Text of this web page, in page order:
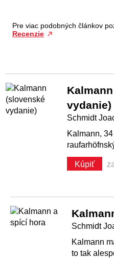
Pre viac podobných článkov
Recenzie
vydanie)
Schmidt
Kalmann,
Kúpiť
Schmidt
Kalmann
to tak